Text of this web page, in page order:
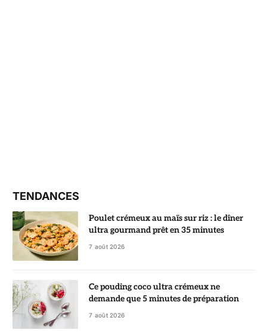
TENDANCES
Poulet crémeux au maïs sur riz : le dîner
ultra gourmand prêt en 35 minutes
7 août 2026
Ce pouding coco ultra crémeux ne
demande que 5 minutes de préparation
7 août 2026